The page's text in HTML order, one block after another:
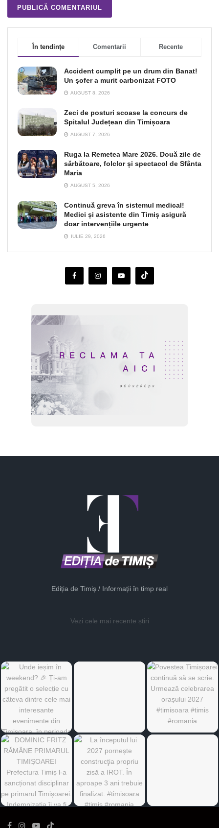
În tendințe Comentarii Recente
Accident cumplit pe un drum din Banat!
Un şofer a murit carbonizat FOTO
AUGUST 8, 2026
Zeci de posturi scoase la concurs de
Spitalul Județean din Timișoara
AUGUST 7, 2026
Ruga la Remetea Mare 2026. Două zile de
sărbătoare, folclor și spectacol de Sfânta
Maria
AUGUST 5, 2026
Continuă greva în sistemul medical!
Medici și asistente din Timiș asigură
doar intervențiile urgente
IULIE 29, 2026
Ediția de Timiș / Informații în timp real
Vezi cele mai recente știri